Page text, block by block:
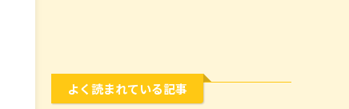
よく読まれている記事